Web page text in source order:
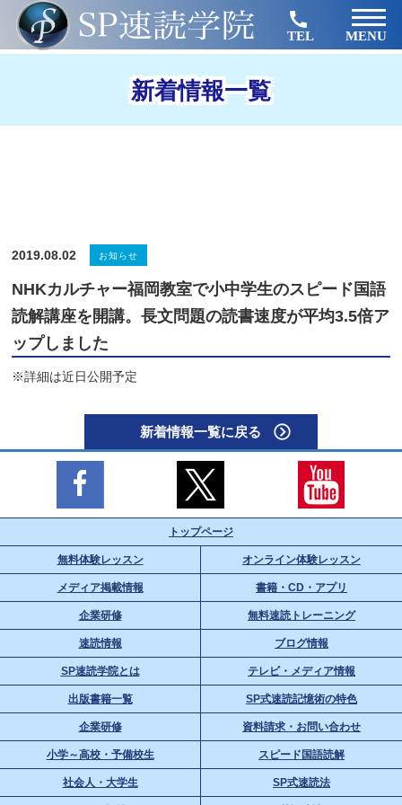
TEL MENU
新着情報一覧
2019.08.02 お知らせ
NHKカルチャー福岡教室で小中学生のスピード国語
読解講座を開講。長文問題の読書速度が平均3.5倍ア
ップしました
※詳細は近日公開予定
新着情報一覧に戻る
トップページ
無料体験レッスン オンライン体験レッスン
メディア掲載情報 書籍・CD・アプリ
企業研修 無料速読トレーニング
速読情報 ブログ情報
SP速読学院とは テレビ・メディア情報
出版書籍一覧 SP式速読記憶術の特色
企業研修 資料請求・お問い合わせ
小学～高校・予備校生 スピード国語読解
社会人・大学生 SP式速読法